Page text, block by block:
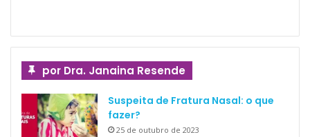
por Dra. Janaina Resende
Suspeita de Fratura Nasal: o que
fazer?
25 de outubro de 2023